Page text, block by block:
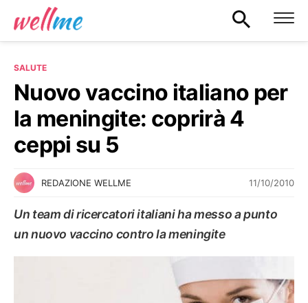
SALUTE
Nuovo vaccino italiano per
la meningite: coprirà 4
ceppi su 5
REDAZIONE WELLME 11/10/2010
Un team di ricercatori italiani ha messo a punto
un nuovo vaccino contro la meningite